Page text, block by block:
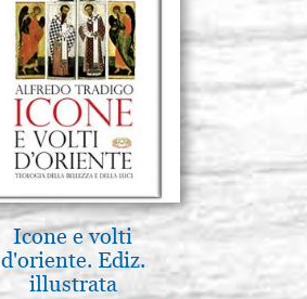
Icone e volti
d'oriente. Ediz.
illustrata